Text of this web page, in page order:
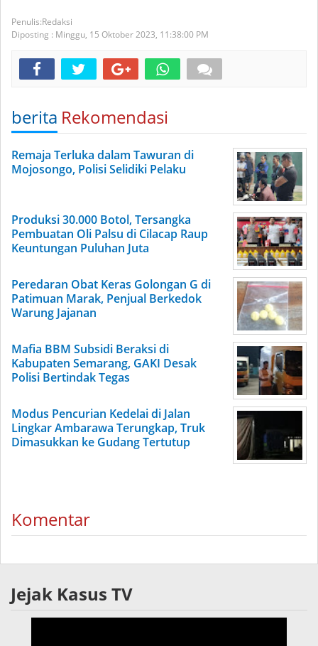
Redaksi
Diposting : Minggu, 15 Oktober 2023, 11:38:00 PM
berita Rekomendasi
Remaja Terluka dalam Tawuran di
Mojosongo, Polisi Selidiki Pelaku
Produksi 30.000 Botol, Tersangka
Pembuatan Oli Palsu di Cilacap Raup
Keuntungan Puluhan Juta
Peredaran Obat Keras Golongan G di
Patimuan Marak, Penjual Berkedok
Warung Jajanan
Mafia BBM Subsidi Beraksi di
Kabupaten Semarang, GAKI Desak
Polisi Bertindak Tegas
Modus Pencurian Kedelai di Jalan
Lingkar Ambarawa Terungkap, Truk
Dimasukkan ke Gudang Tertutup
Komentar
Jejak Kasus TV